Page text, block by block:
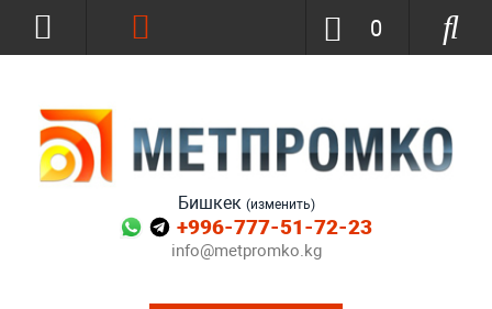
Бишкек (изменить)
+996-777-51-72-23
info@metpromko.kg
0